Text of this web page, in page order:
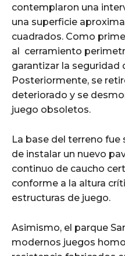
contemplaron una
una superficie
cuadrados. Como
al cerramiento
garantizar la seguridad
Posteriormente, se
deteriorado y se
juego obsoletos.
La base del terreno fue
de instalar un nuevo
continuo de caucho
conforme a la altura
estructuras de juego.
Asimismo, el parque
modernos juegos